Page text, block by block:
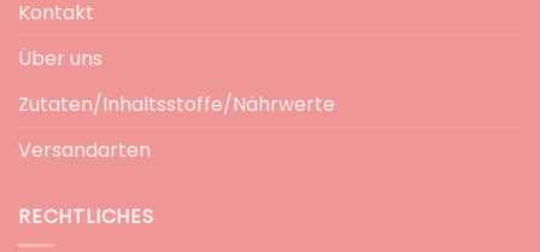
Kontakt
Über uns
Zutaten/Inhaltsstoffe/Nährwerte
Versandarten
RECHTLICHES